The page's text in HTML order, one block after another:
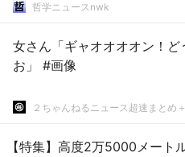
哲学ニュースnwk
女さん「ギャオオオオン！
お」 #画像
２ちゃんねるニュース超速まとめ＋
【特集】高度2万5000メート